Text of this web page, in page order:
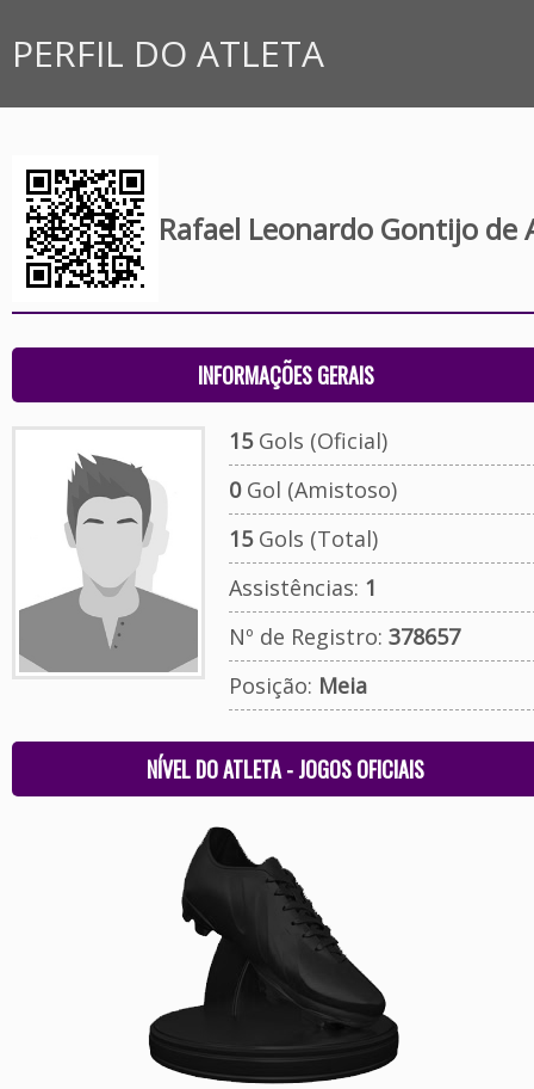
PERFIL DO ATLETA
Rafael Leonardo Gontijo de
INFORMAÇÕES GERAIS
15Gols (Oficial)
0Gol (Amistoso)
15Gols (Total)
Assistências: 1
Nº de Registro: 378657
Posição: Meia
NÍVEL DO ATLETA - JOGOS OFICIAIS